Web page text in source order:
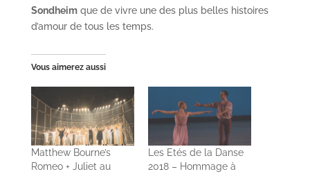
Sondheimque de vivre une des plus belles histoires
d’amour de tous les temps.
Vous aimerez aussi
Matthew Bourne’s
Romeo + Juliet au
Les Etés de la Danse
2018 – Hommage à